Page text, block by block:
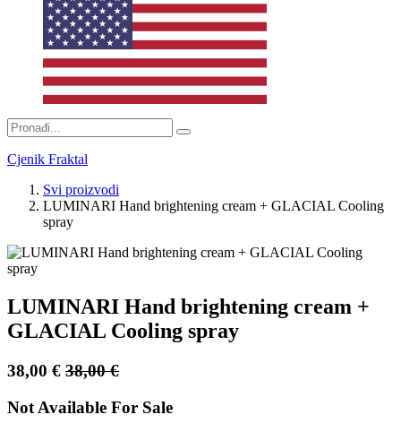
Cjenik Fraktal
Svi proizvodi
LUMINARI Hand brightening cream + GLACIAL Cooling
spray
LUMINARI Hand brightening cream +
GLACIAL Cooling spray
38,00 € 38,00€
Not Available For Sale